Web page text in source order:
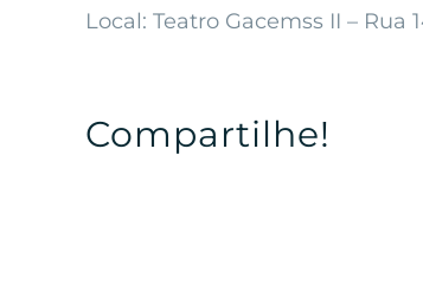
Local: Teatro Gacemss II – Rua
Compartilhe!